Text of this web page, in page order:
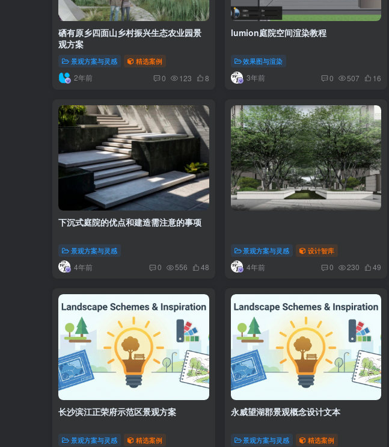
硒有原乡四面山乡村振兴生态农业园景
观方案
景观方案与灵感 精选案例
2年前 0 123 8
lumion庭院空间渲染教程
效果图与渲染
3年前 0 507 16
下沉式庭院的优点和建造需注意的事项
景观方案与灵感
4年前 0 556 48
景观方案与灵感 设计智库
4年前 0 230 49
长沙滨江正荣府示范区景观方案
景观方案与灵感 精选案例
永威望湖郡景观概念设计文本
景观方案与灵感 精选案例